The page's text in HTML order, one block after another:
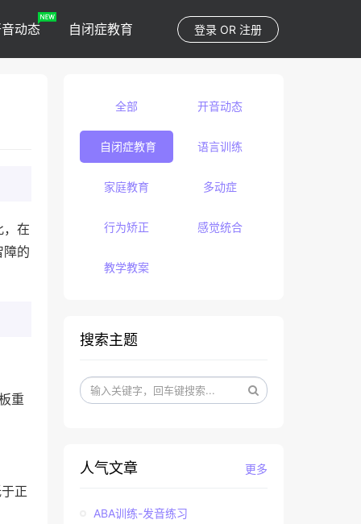
登录 OR 注册
动态 自闭症教育
，在
障的
重
正
全部 开音动态
自闭症教育 语言训练
家庭教育 多动症
行为矫正 感觉统合
教学教案
搜索主题
更多
人气文章
ABA训练-发音练习